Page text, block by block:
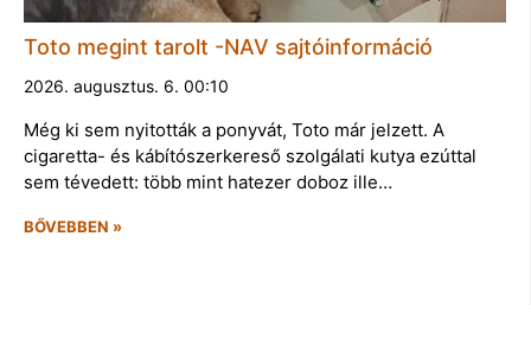
Toto megint tarolt -NAV sajtóinformáció
2026. augusztus. 6. 00:10
Még ki sem nyitották a ponyvát, Toto már jelzett. A
cigaretta- és kábítószerkereső szolgálati kutya ezúttal
sem tévedett: több mint hatezer doboz ille…
BŐVEBBEN »